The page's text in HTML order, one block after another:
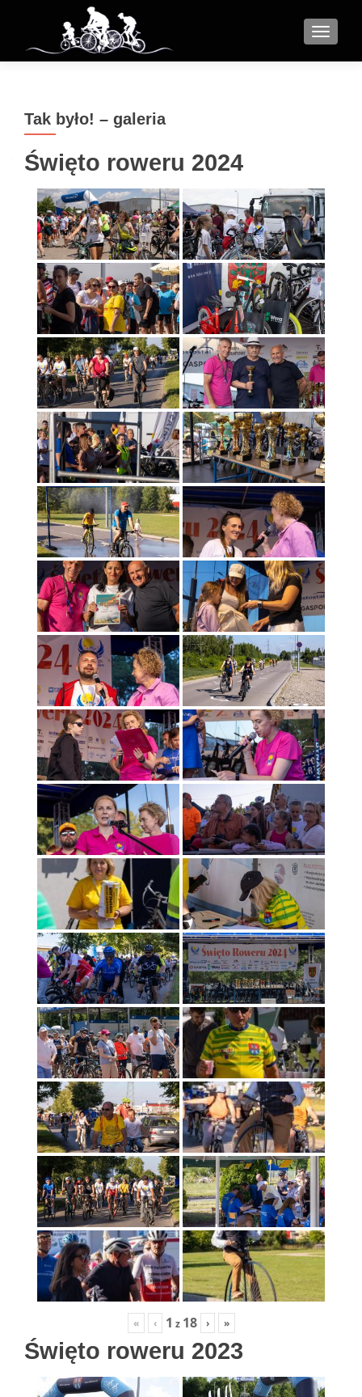
MENU
Tak było! – galeria
Święto roweru 2024
« ‹ 1 z 18 › »
Święto roweru 2023